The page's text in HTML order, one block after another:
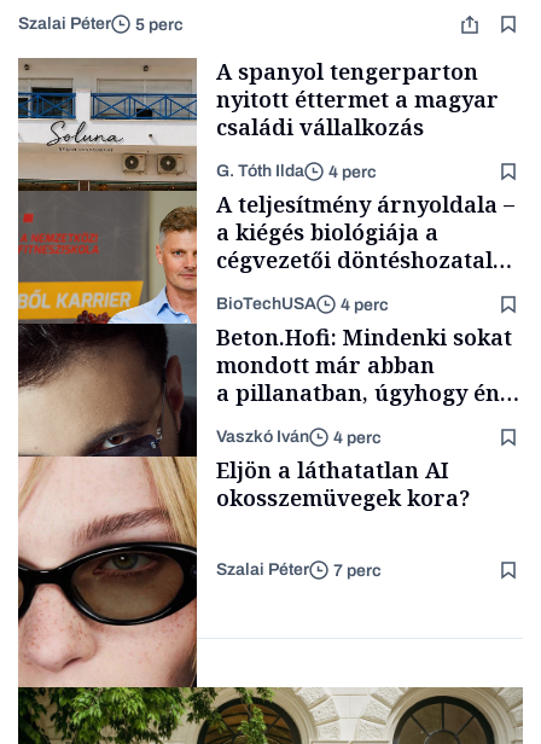
Szalai Péter 5 perc
Gasztró
A spanyol tengerparton
nyitott éttermet a magyar
családi vállalkozás
G. Tóth Ilda 4 perc
Content Lab HUB
A teljesítmény árnyoldala –
a kiégés biológiája a
cégvezetői döntéshozatal
BioTechUSA 4 perc
Forbes-sztori
Beton.Hofi: Mindenki sokat
mondott már abban
a pillanatban, úgyhogy én
a legsarkosabb
gondolataimat akartam
kimondani
Vaszkó Iván 4 perc
AI
Eljön a láthatatlan AI
okosszemüvegek kora?
Szalai Péter 7 perc